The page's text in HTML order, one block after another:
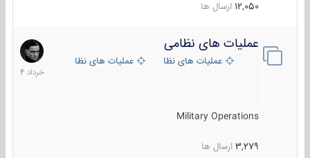
12,050 ارسال ها
عملیات های نظامی
عملیات های نظامی ایرانعملیات های نظامی خارجی
Military Operations
3,279 ارسال ها
5
خرداد
1404